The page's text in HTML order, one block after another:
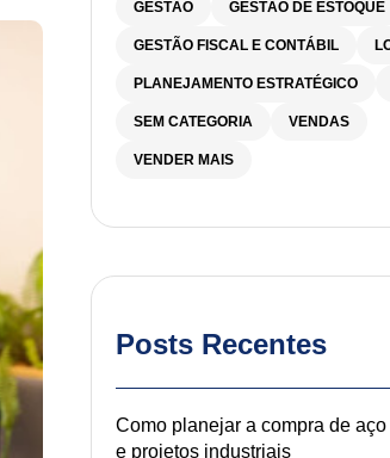
GESTÃO GESTÃO DE ESTOQUE
GESTÃO FISCAL E CONTÁBIL
PLANEJAMENTO ESTRATÉGICO
SEM CATEGORIA VENDAS
VENDER MAIS
Posts Recentes
Como planejar a compra de
e projetos industriais